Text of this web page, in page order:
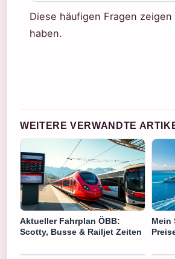
Diese häufigen Fragen
haben.
WEITERE VERWANDTE
Aktueller Fahrplan ÖBB:
Scotty, Busse & Railjet Zeiten
Mein